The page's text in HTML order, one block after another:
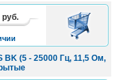
BK (5 - 25000 Гц, 11,5 Ом,
руб.
В
КОРЗИНУ